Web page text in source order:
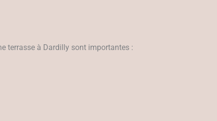
terrasse à Dardilly sont importantes :